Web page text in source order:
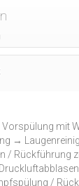
Vorspülung mit
→
/ Rückführung
/